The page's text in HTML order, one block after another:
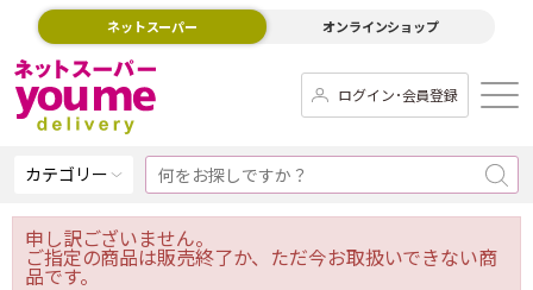
ネットスーパー オンラインショップ
ログイン･会員登録
カテゴリー
申し訳ございません。
ご指定の商品は販売終了か、ただ今お取扱いできない商
品です。